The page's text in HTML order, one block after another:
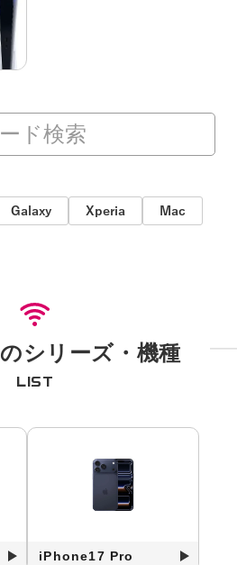
Galaxy Xperia
Mac
シリーズ・機種
LIST
iPhone17 Pro